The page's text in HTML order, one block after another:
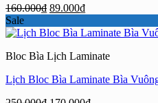
160.000₫ Giá
là:
89.000₫Giá
tại
89.000₫.
Sale
Bloc Bìa Lịch Laminate
Lịch Bloc Bìa Laminate Bìa